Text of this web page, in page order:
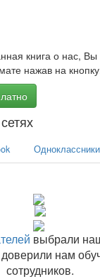
книга о нас, Вы
нажав на
Одноклассники
выбрали
доверили нам
сотрудников.